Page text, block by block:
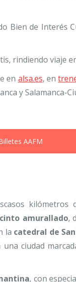
Bien de Interés
rindiendo viaje
en alsa.es, en
y Salamanca-
AAFM
kilómetros
amurallado,
la catedral de
ciudad
, con